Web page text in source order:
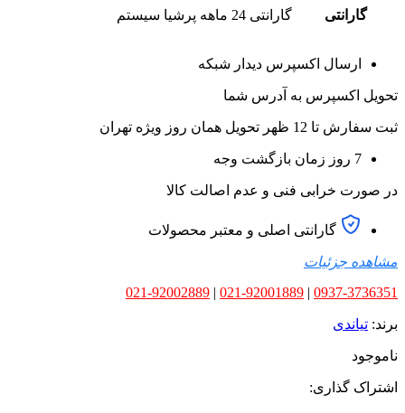
گارانتی گارانتی 24 ماهه پرشیا سیستم
ارسال اکسپرس دیدار شبکه
تحویل اکسپرس به آدرس شما
ثبت سفارش تا 12 ظهر تحویل همان روز ویژه تهران
7 روز زمان بازگشت وجه
در صورت خرابی فنی و عدم اصالت کالا
گارانتی اصلی و معتبر محصولات
مشاهده جزئیات
0937-3736351
|
021-92001889
|
021-92002889
برند: تیاندی
ناموجود
اشتراک گذاری: